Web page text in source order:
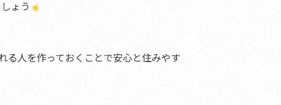
ょう
る人を作っておくことで安心と住みやす